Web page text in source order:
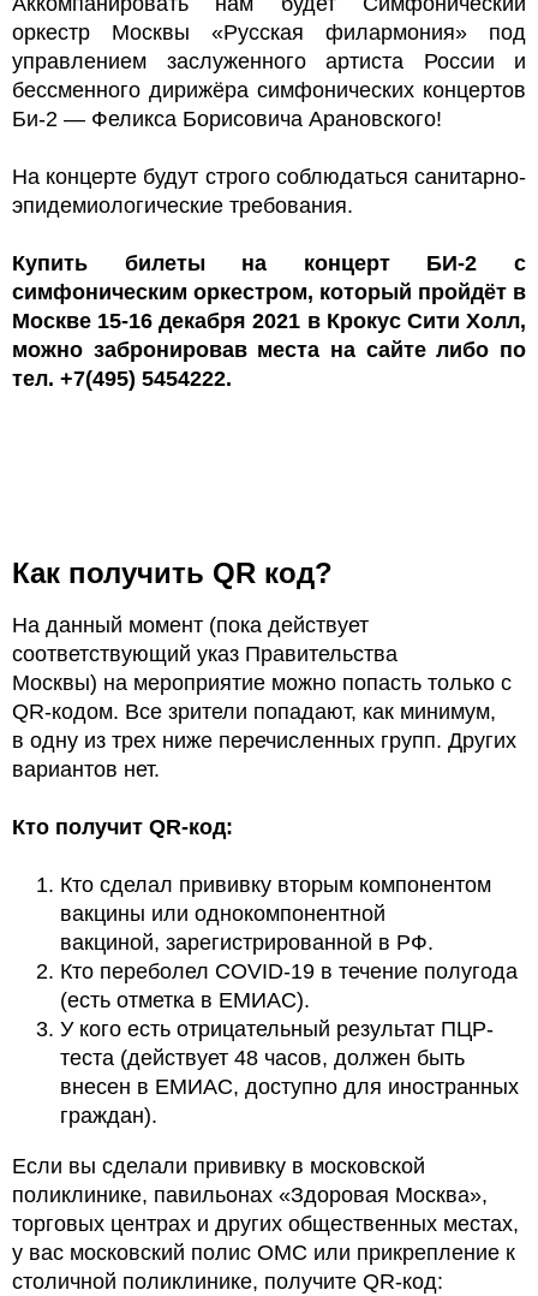
оркестр Москвы «Русская филармония» под
управлением заслуженного артиста России и
бессменного дирижёра симфонических концертов
Би-2 — Феликса Борисовича Арановского!
На концерте будут строго соблюдаться санитарно-
эпидемиологические требования.
Купить билеты на концерт БИ-2 с
симфоническим оркестром, который пройдёт в
Москве 15-16 декабря 2021 в Крокус Сити Холл,
можно забронировав места на сайте либо по
тел. +7(495) 5454222.
Как получить QR код?
На данный момент (пока действует
соответствующий указ Правительства
Москвы) на мероприятие можно попасть только с
QR-кодом. Все зрители попадают, как минимум,
в одну из трех ниже перечисленных групп. Других
вариантов нет.
Кто получит QR-код:
Кто сделал прививку вторым компонентом
вакцины или однокомпонентной
вакциной, зарегистрированной в РФ.
Кто переболел COVID-19 в течение полугода
(есть отметка в ЕМИАС).
У кого есть отрицательный результат ПЦР-
теста (действует 48 часов, должен быть
внесен в ЕМИАС, доступно для иностранных
граждан).
Если вы сделали прививку в московской
поликлинике, павильонах «Здоровая Москва»,
торговых центрах и других общественных местах,
у вас московский полис ОМС или прикрепление к
столичной поликлинике, получите QR-код: